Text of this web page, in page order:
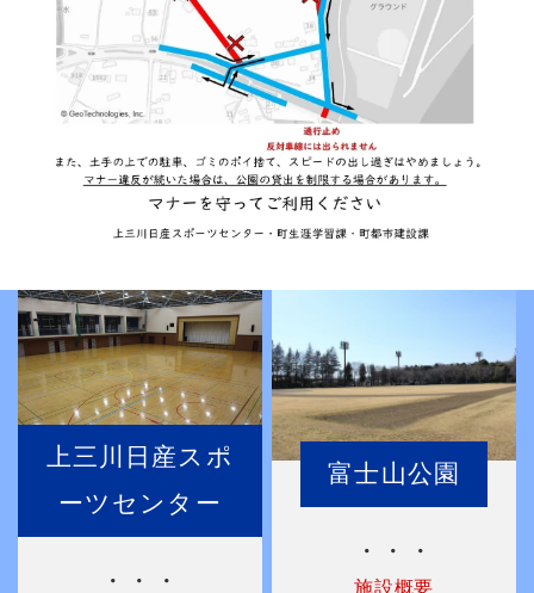
上三川日産スポ
ーツセンター
・・・
富士山公園
・・・
施設概要